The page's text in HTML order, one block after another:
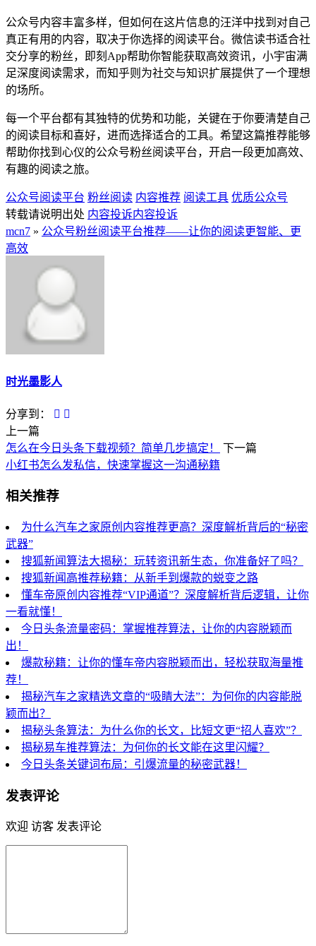
公众号内容丰富多样，但如何在这片信息的汪洋中找到对自己
真正有用的内容，取决于你选择的阅读平台。微信读书适合社
交分享的粉丝，即刻App帮助你智能获取高效资讯，小宇宙满
足深度阅读需求，而知乎则为社交与知识扩展提供了一个理想
的场所。
每一个平台都有其独特的优势和功能，关键在于你要清楚自己
的阅读目标和喜好，进而选择适合的工具。希望这篇推荐能够
帮助你找到心仪的公众号粉丝阅读平台，开启一段更加高效、
有趣的阅读之旅。
公众号阅读平台 粉丝阅读 内容推荐 阅读工具 优质公众号
转载请说明出处 内容投诉内容投诉
mcn7 » 公众号粉丝阅读平台推荐——让你的阅读更智能、更
高效
时光墨影人
分享到：
上一篇
怎么在今日头条下载视频？简单几步搞定！
下一篇
小红书怎么发私信，快速掌握这一沟通秘籍
相关推荐
为什么汽车之家原创内容推荐更高？深度解析背后的“秘密
武器”
搜狐新闻算法大揭秘：玩转资讯新生态，你准备好了吗？
搜狐新闻高推荐秘籍：从新手到爆款的蜕变之路
懂车帝原创内容推荐“VIP通道”？深度解析背后逻辑，让你
一看就懂！
今日头条流量密码：掌握推荐算法，让你的内容脱颖而
出！
爆款秘籍：让你的懂车帝内容脱颖而出，轻松获取海量推
荐！
揭秘汽车之家精选文章的“吸睛大法”：为何你的内容能脱
颖而出？
揭秘头条算法：为什么你的长文，比短文更“招人喜欢”？
揭秘易车推荐算法：为何你的长文能在这里闪耀？
今日头条关键词布局：引爆流量的秘密武器！
发表评论
欢迎 访客 发表评论